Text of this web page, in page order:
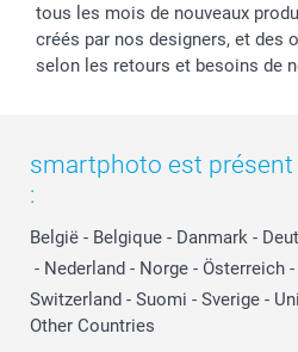
tous les mois de nouveaux
créés par nos designers, et des
selon les retours et besoins de
smartphoto est
:
België - Belgique - Danmark -
- Nederland - Norge - Österreich -
Switzerland - Suomi - Sverige -
Other Countries